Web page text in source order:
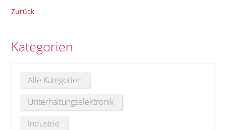
Zurück
Kategorien
Alle Kategorien
Unterhaltungselektronik
Industrie